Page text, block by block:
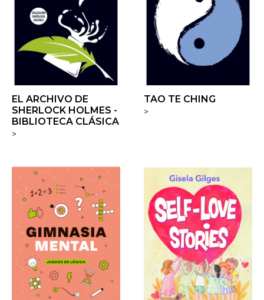
EL ARCHIVO DE
SHERLOCK HOLMES -
BIBLIOTECA CLÁSICA
>
TAO TE CHING
>